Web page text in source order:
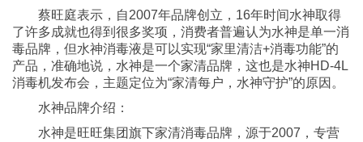
蔡旺庭表示，自2007年品牌创立，16年时间水神取得
了许多成就也得到很多奖项，消费者普遍认为水神是单一消
毒品牌，但水神消毒液是可以实现“家里清洁+消毒功能”的
产品，准确地说，水神是一个家清品牌，这也是水神HD-4L
消毒机发布会，主题定位为“家清每户，水神守护”的原因。
水神品牌介绍：
水神是旺旺集团旗下家清消毒品牌，源于2007，专营